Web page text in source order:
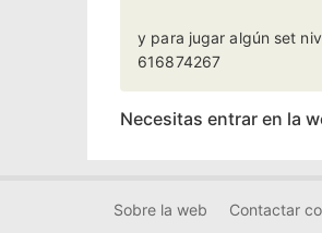
y para jugar algún set
616874267
Necesitas entrar en la
Sobre la web Contactar